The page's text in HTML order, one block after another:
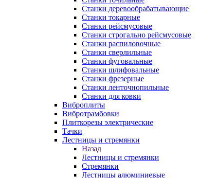
Станки деревообрабатывающие
Станки токарные
Станки рейсмусовые
Станки строгально рейсмусовые
Станки распиловочные
Станки сверлильные
Станки фуговальные
Станки шлифовальные
Станки фрезерные
Станки ленточнопильные
Станки для ковки
Виброплиты
Вибротрамбовки
Плиткорезы электрические
Тачки
Лестницы и стремянки
Назад
Лестницы и стремянки
Стремянки
Лестницы алюминиевые